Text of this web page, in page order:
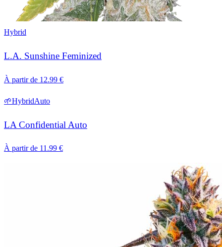
Hybrid
L.A. Sunshine Feminized
À partir de 12.99 €
🌱HybridAuto
LA Confidential Auto
À partir de 11.99 €